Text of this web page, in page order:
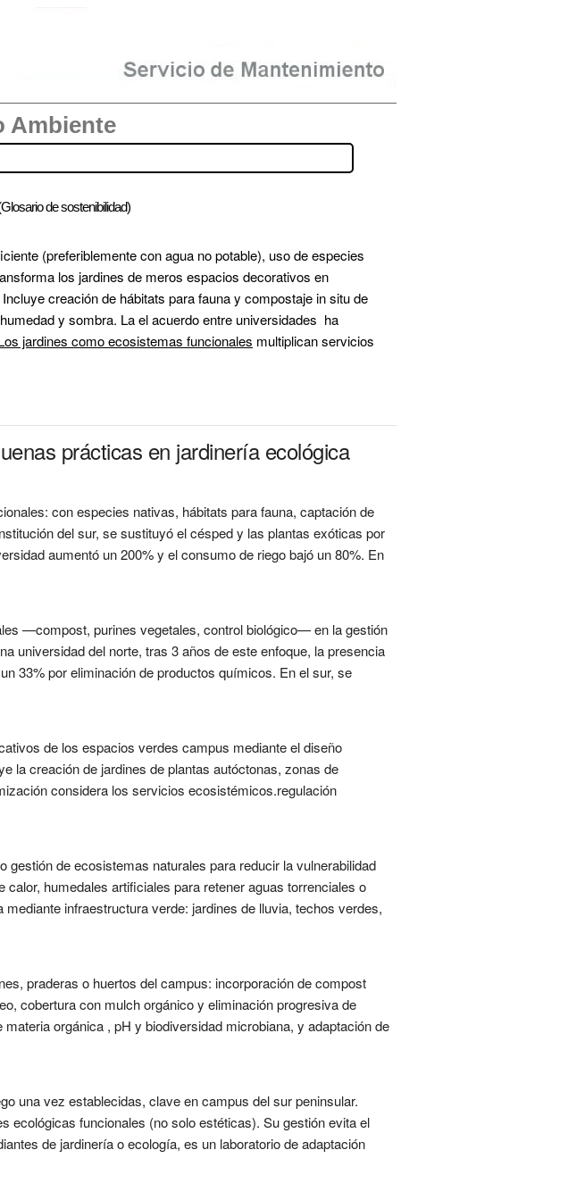
Ambiente
de sostenibilidad)
(preferiblemente con agua no potable), uso de especies
los jardines de meros espacios decorativos en
creación de hábitats para fauna y compostaje in situ de
y sombra. La el acuerdo entre universidades  ha
jardines como ecosistemas funcionales multiplican servicios
prácticas en jardinería ecológica
con especies nativas, hábitats para fauna, captación de
del sur, se sustituyó el césped y las plantas exóticas por
aumentó un 200% y el consumo de riego bajó un 80%. En
—compost, purines vegetales, control biológico— en la gestión
universidad del norte, tras 3 años de este enfoque, la presencia
33% por eliminación de productos químicos. En el sur, se
de los espacios verdes campus mediante el diseño
la creación de jardines de plantas autóctonas, zonas de
considera los servicios ecosistémicos.regulación
de ecosistemas naturales para reducir la vulnerabilidad
humedales artificiales para retener aguas torrenciales o
infraestructura verde: jardines de lluvia, techos verdes,
praderas o huertos del campus: incorporación de compost
cobertura con mulch orgánico y eliminación progresiva de
orgánica , pH y biodiversidad microbiana, y adaptación de
una vez establecidas, clave en campus del sur peninsular.
ecológicas funcionales (no solo estéticas). Su gestión evita el
de jardinería o ecología, es un laboratorio de adaptación